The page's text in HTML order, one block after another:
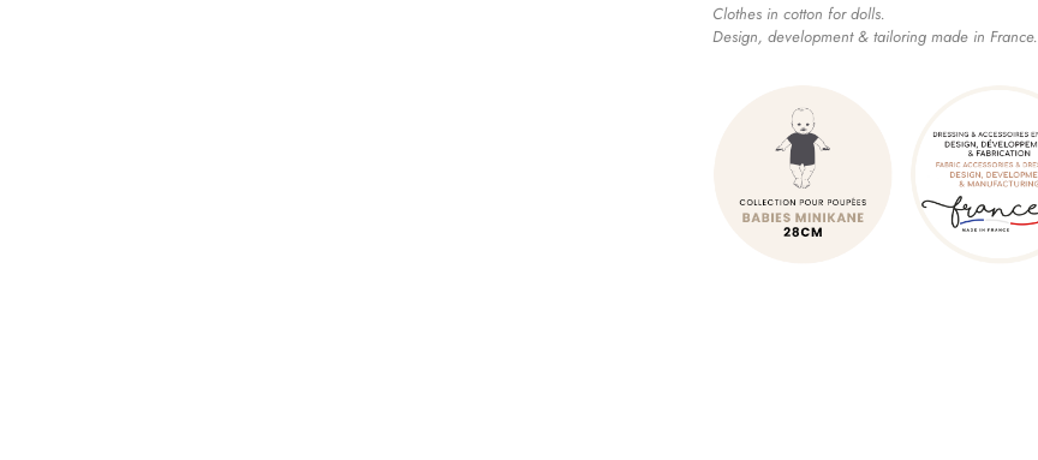
Clothes in cotton for dolls.
Design, development & tailoring made in France.